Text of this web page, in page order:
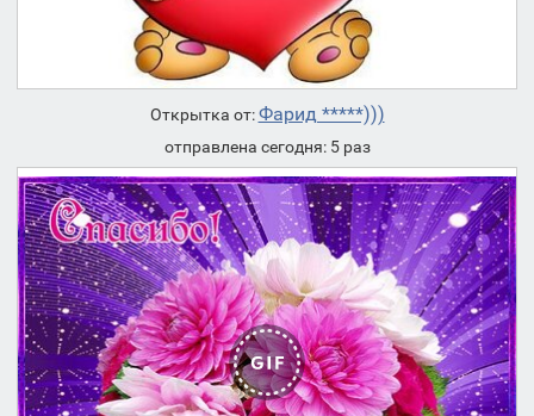
Открытка от:Фарид *****)))
отправлена сегодня: 5 раз